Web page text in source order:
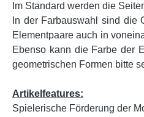
Im Standard werden die
In der Farbauswahl sind die
Elementpaare auch in
Ebenso kann die Farbe der
geometrischen Formen bitte
Artikelfeatures:
Spielerische Förderung der